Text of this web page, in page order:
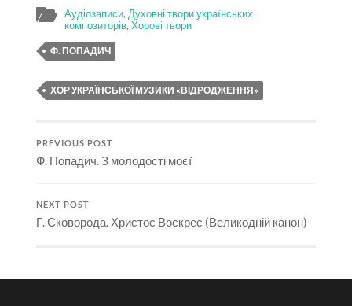
Аудіозаписи, Духовні твори українських
композиторів,Хорові твори
Ф. ПОПАДИЧ
ХОР УКРАЇНСЬКОЇ МУЗИКИ «ВІДРОДЖЕННЯ»
PREVIOUS POST
Ф. Попадич. З молодості моєї
NEXT POST
Г. Сковорода. Христос Воскрес (Великодній канон)